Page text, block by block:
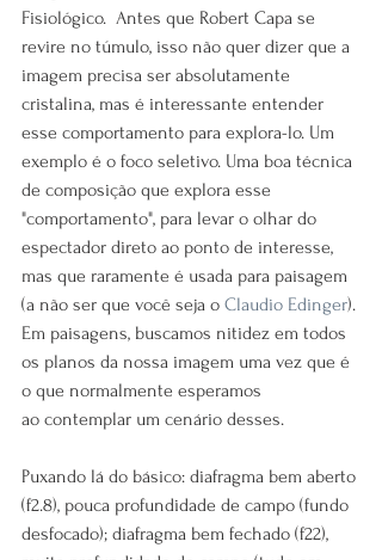
Fisiológico.  Antes que Robert Capa se
revire no túmulo, isso não quer dizer que a
imagem precisa ser absolutamente
cristalina, mas é interessante entender
esse comportamento para explora-lo. Um
exemplo é o foco seletivo. Uma boa técnica
de composição que explora esse
"comportamento", para levar o olhar do
espectador direto ao ponto de interesse,
mas que raramente é usada para paisagem
(a não ser que você seja o Claudio Edinger).
Em paisagens, buscamos nitidez em todos
os planos da nossa imagem uma vez que é
o que normalmente esperamos
ao contemplar um cenário desses.
Puxando lá do básico: diafragma bem aberto
(f2.8), pouca profundidade de campo (fundo
desfocado); diafragma bem fechado (f22),